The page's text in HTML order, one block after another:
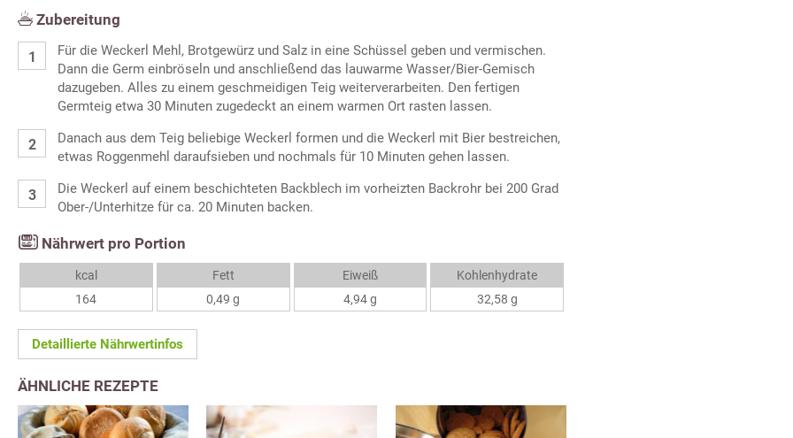
Zubereitung
Für die Weckerl Mehl, Brotgewürz und Salz in eine Schüssel geben und vermischen.
Dann die Germ einbröseln und anschließend das lauwarme Wasser/Bier-Gemisch
dazugeben. Alles zu einem geschmeidigen Teig weiterverarbeiten. Den fertigen
Germteig etwa 30 Minuten zugedeckt an einem warmen Ort rasten lassen.
Danach aus dem Teig beliebige Weckerl formen und die Weckerl mit Bier bestreichen,
etwas Roggenmehl daraufsieben und nochmals für 10 Minuten gehen lassen.
Die Weckerl auf einem beschichteten Backblech im vorheizten Backrohr bei 200 Grad
Ober-/Unterhitze für ca. 20 Minuten backen.
Nährwert pro Portion
kcal
164
Fett
0,49 g
Eiweiß
4,94 g
Kohlenhydrate
32,58 g
Detaillierte Nährwertinfos
ÄHNLICHE REZEPTE